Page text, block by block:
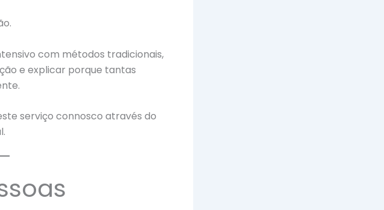
com métodos tradicionais,
e explicar porque tantas
serviço connosco através do